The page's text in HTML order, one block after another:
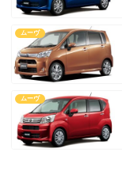
ムーヴ
ムーヴ